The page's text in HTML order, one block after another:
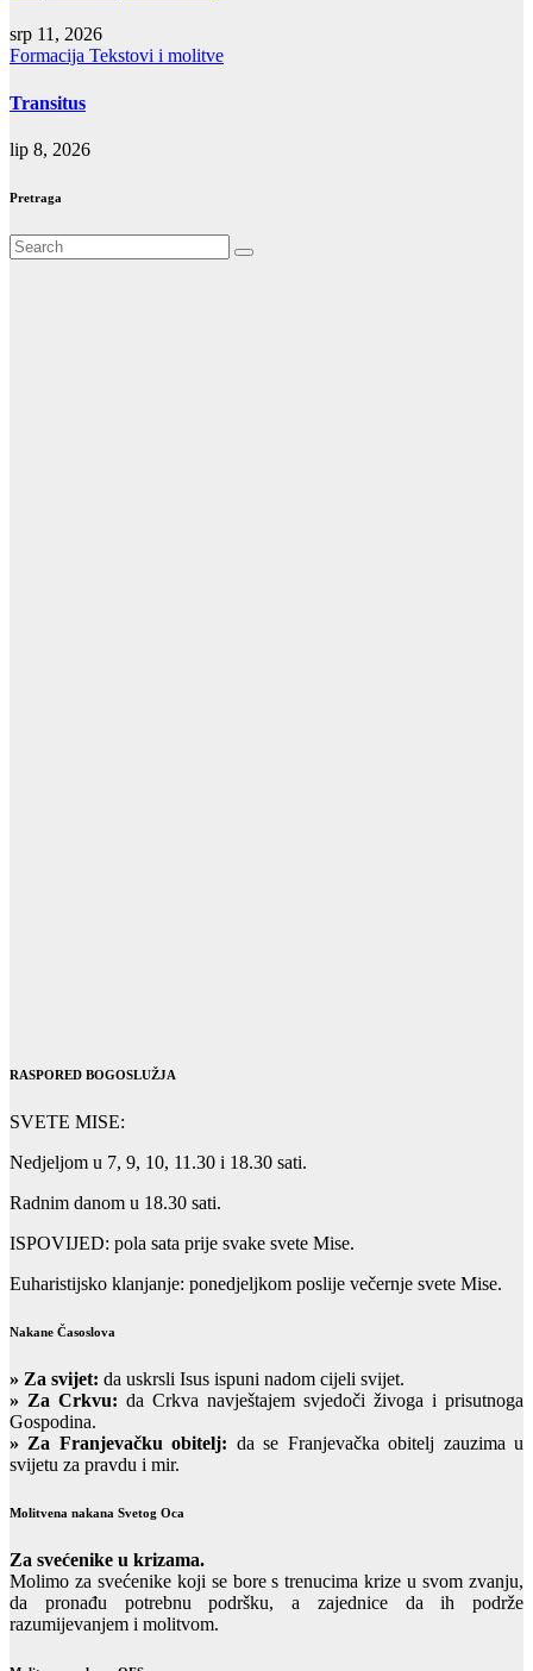
srp 11, 2026
Formacija Tekstovi i molitve
Transitus
lip 8, 2026
Pretraga
RASPORED BOGOSLUŽJA
SVETE MISE:
Nedjeljom u 7, 9, 10, 11.30 i 18.30 sati.
Radnim danom u 18.30 sati.
ISPOVIJED: pola sata prije svake svete Mise.
Euharistijsko klanjanje: ponedjeljkom poslije večernje svete Mise.
Nakane Časoslova
» Za svijet: da uskrsli Isus ispuni nadom cijeli svijet.
» Za Crkvu: da Crkva navještajem svjedoči živoga i prisutnoga
Gospodina.
» Za Franjevačku obitelj: da se Franjevačka obitelj zauzima u
svijetu za pravdu i mir.
Molitvena nakana Svetog Oca
Za svećenike u krizama.
Molimo za svećenike koji se bore s trenucima krize u svom zvanju,
da pronađu potrebnu podršku, a zajednice da ih podrže
razumijevanjem i molitvom.